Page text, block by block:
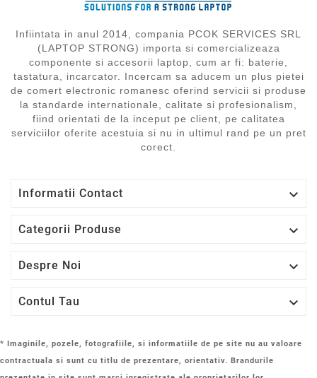
Infiintata in anul 2014, compania PCOK SERVICES SRL
(LAPTOP STRONG) importa si comercializeaza
componente si accesorii laptop, cum ar fi: baterie,
tastatura, incarcator. Incercam sa aducem un plus pietei
de comert electronic romanesc oferind servicii si produse
la standarde internationale, calitate si profesionalism,
fiind orientati de la inceput pe client, pe calitatea
serviciilor oferite acestuia si nu in ultimul rand pe un pret
corect.
Informatii Contact 
Categorii Produse 
Despre Noi 
Contul Tau 
* Imaginile, pozele, fotografiile, si informatiile de pe site nu au valoare
contractuala si sunt cu titlu de prezentare, orientativ. Brandurile